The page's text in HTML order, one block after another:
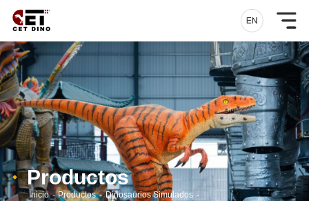
Productos
Inicio - Productos - Dinosaurios Simulados -